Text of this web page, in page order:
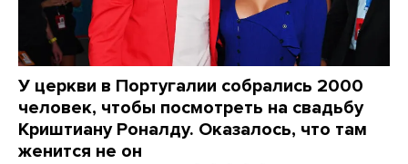
У церкви в Португалии собрались 2000
человек, чтобы посмотреть на свадьбу
Криштиану Роналду. Оказалось, что там
женится не он